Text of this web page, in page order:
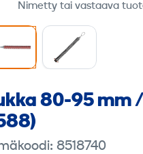
Nimetty tai vastaava
80-95 mm
8518740